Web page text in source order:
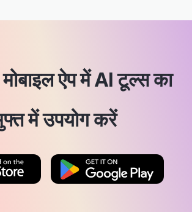
ऐप में AI टूल्स का
में उपयोग करें